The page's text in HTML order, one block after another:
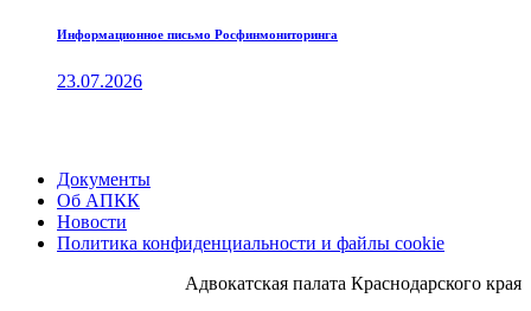
Информационное письмо Росфинмониторинга
23.07.2026
Документы
Об АПКК
Новости
Политика конфиденциальности и файлы cookie
Адвокатская палата Краснодарского края